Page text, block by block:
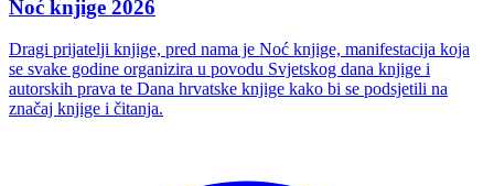
Noć knjige 2026
Dragi prijatelji knjige, pred nama je Noć knjige, manifestacija koja
se svake godine organizira u povodu Svjetskog dana knjige i
autorskih prava te Dana hrvatske knjige kako bi se podsjetili na
značaj knjige i čitanja.